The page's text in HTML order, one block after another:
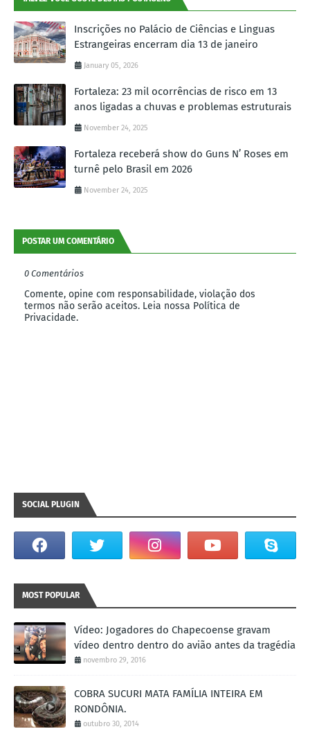
Inscrições no Palácio de Ciências e Linguas
Estrangeiras encerram dia 13 de janeiro
January 05, 2026
Fortaleza: 23 mil ocorrências de risco em 13
anos ligadas a chuvas e problemas estruturais
November 24, 2025
Fortaleza receberá show do Guns N’ Roses em
turnê pelo Brasil em 2026
November 24, 2025
POSTAR UM COMENTÁRIO
0 Comentários
Comente, opine com responsabilidade, violação dos
termos não serão aceitos. Leia nossa Política de
Privacidade.
SOCIAL PLUGIN
MOST POPULAR
Vídeo: Jogadores do Chapecoense gravam
vídeo dentro dentro do avião antes da tragédia
novembro 29, 2016
COBRA SUCURI MATA FAMÍLIA INTEIRA EM
RONDÔNIA.
outubro 30, 2014